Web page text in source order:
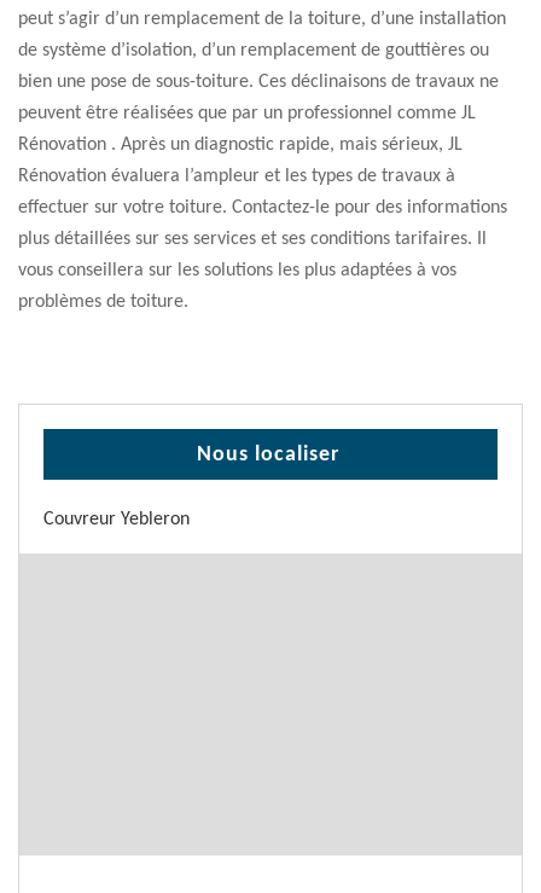
peut s’agir d’un remplacement de la toiture, d’une installation
de système d’isolation, d’un remplacement de gouttières ou
bien une pose de sous-toiture. Ces déclinaisons de travaux ne
peuvent être réalisées que par un professionnel comme JL
Rénovation . Après un diagnostic rapide, mais sérieux, JL
Rénovation évaluera l’ampleur et les types de travaux à
effectuer sur votre toiture. Contactez-le pour des informations
plus détaillées sur ses services et ses conditions tarifaires. Il
vous conseillera sur les solutions les plus adaptées à vos
problèmes de toiture.
Nous localiser
Couvreur Yebleron